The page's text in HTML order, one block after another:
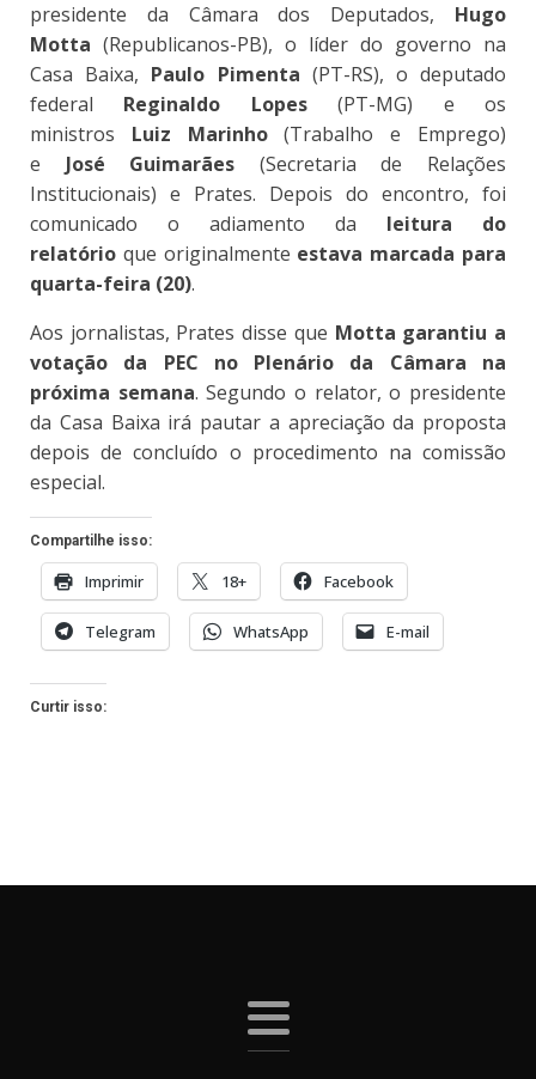
presidente da Câmara dos Deputados, Hugo
Motta (Republicanos-PB), o líder do governo na
Casa Baixa, Paulo Pimenta (PT-RS), o deputado
federal Reginaldo Lopes(PT-MG) e os
ministros Luiz Marinho(Trabalho e Emprego)
e José Guimarães (Secretaria de Relações
Institucionais) e Prates. Depois do encontro, foi
comunicado o adiamento da leitura do
relatório que originalmente estava marcada para
quarta-feira (20).
Aos jornalistas, Prates disse que Motta garantiu a
votação da PEC no Plenário da Câmara na
próxima semana. Segundo o relator, o presidente
da Casa Baixa irá pautar a apreciação da proposta
depois de concluído o procedimento na comissão
especial.
Compartilhe isso:
Imprimir 18+ Facebook
Telegram WhatsApp E-mail
Curtir isso: